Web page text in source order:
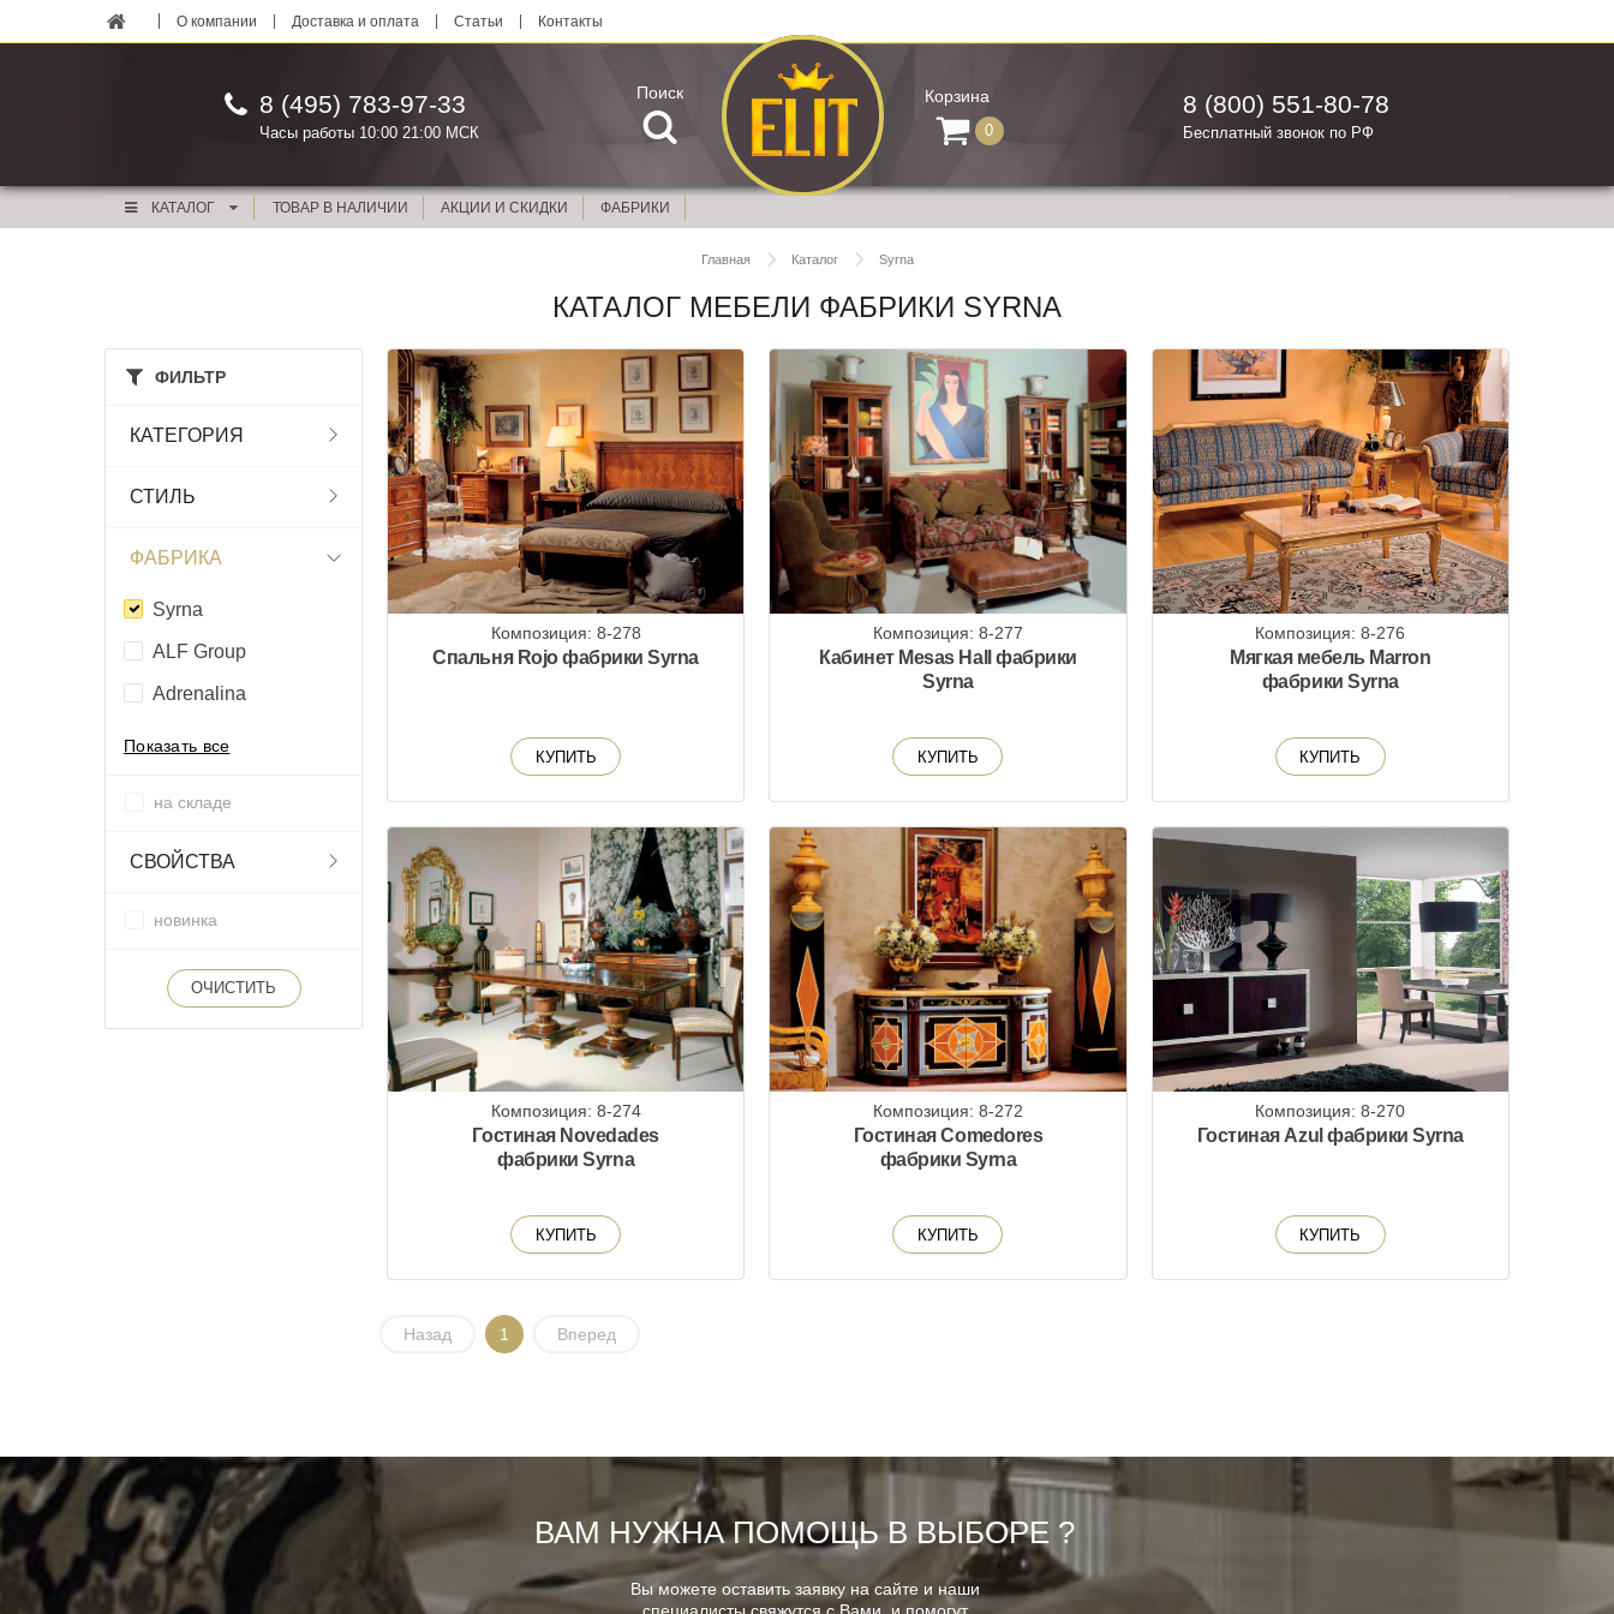
О компании Доставка и оплата Статьи Контакты
8 (495) 783-97-33
Часы работы 10:00 21:00 МСК
Поиск Корзина
0
8 (800) 551-80-78
Бесплатный звонок по РФ
КАТАЛОГ ТОВАР В НАЛИЧИИ АКЦИИ И СКИДКИ ФАБРИКИ
Главная Каталог Syrna
КАТАЛОГ МЕБЕЛИ ФАБРИКИ SYRNA
ФИЛЬТР
КАТЕГОРИЯ
СТИЛЬ
ФАБРИКА
Syrna
ALF Group
Adrenalina
Показать все
на складе
СВОЙСТВА
новинка
ОЧИСТИТЬ
Композиция: 8-278
Спальня Rojo фабрики Syrna
КУПИТЬ
Композиция: 8-277
Кабинет Mesas Hall фабрики
Syrna
КУПИТЬ
Композиция: 8-276
Мягкая мебель Marron
фабрики Syrna
КУПИТЬ
Композиция: 8-274
Гостиная Novedades
фабрики Syrna
КУПИТЬ
Композиция: 8-272
Гостиная Comedores
фабрики Syrna
КУПИТЬ
Композиция: 8-270
Гостиная Azul фабрики Syrna
КУПИТЬ
Назад 1 Вперед
ВАМ НУЖНА ПОМОЩЬ В ВЫБОРЕ ?
Вы можете оставить заявку на сайте и наши